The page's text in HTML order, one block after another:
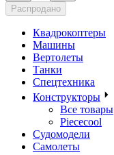
Распродано
Квадрокоптеры
Машины
Вертолеты
Танки
Спецтехника
Конструкторы
Все товары
Piececool
Судомодели
Самолеты